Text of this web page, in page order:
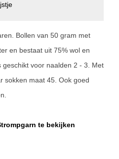
Bollen van 50 gram met
en bestaat uit 75% wol en
voor naalden 2 - 3. Met
sokken maat 45. Ook goed
te bekijken